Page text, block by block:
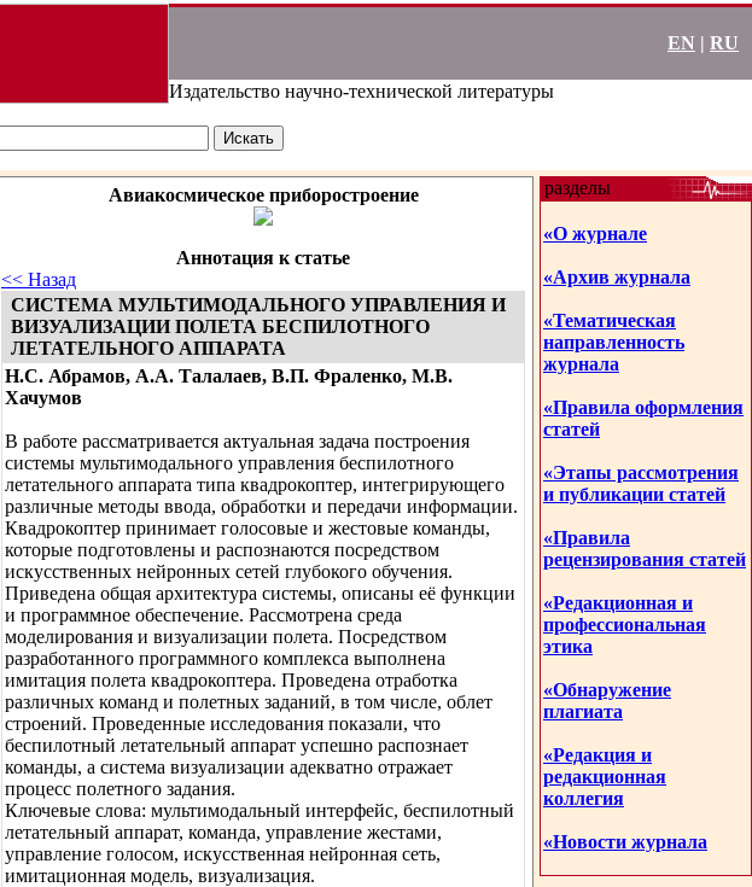
EN | RU
Издательство научно-технической литературы
Авиакосмическое приборостроение
Аннотация к статье
<< Назад
СИСТЕМА МУЛЬТИМОДАЛЬНОГО УПРАВЛЕНИЯ И
ВИЗУАЛИЗАЦИИ ПОЛЕТА БЕСПИЛОТНОГО
ЛЕТАТЕЛЬНОГО АППАРАТА
Н.С. Абрамов, А.А. Талалаев, В.П. Фраленко, М.В.
Хачумов
В работе рассматривается актуальная задача построения
системы мультимодального управления беспилотного
летательного аппарата типа квадрокоптер, интегрирующего
различные методы ввода, обработки и передачи информации.
Квадрокоптер принимает голосовые и жестовые команды,
которые подготовлены и распознаются посредством
искусственных нейронных сетей глубокого обучения.
Приведена общая архитектура системы, описаны её функции
и программное обеспечение. Рассмотрена среда
моделирования и визуализации полета. Посредством
разработанного программного комплекса выполнена
имитация полета квадрокоптера. Проведена отработка
различных команд и полетных заданий, в том числе, облет
строений. Проведенные исследования показали, что
беспилотный летательный аппарат успешно распознает
команды, а система визуализации адекватно отражает
процесс полетного задания.
Ключевые слова: мультимодальный интерфейс, беспилотный
летательный аппарат, команда, управление жестами,
управление голосом, искусственная нейронная сеть,
имитационная модель, визуализация.
разделы
«О журнале
«Архив журнала
«Тематическая
направленность
журнала
«Правила оформления
статей
«Этапы рассмотрения
и публикации статей
«Правила
рецензирования статей
«Редакционная и
профессиональная
этика
«Обнаружение
плагиата
«Редакция и
редакционная
коллегия
«Новости журнала